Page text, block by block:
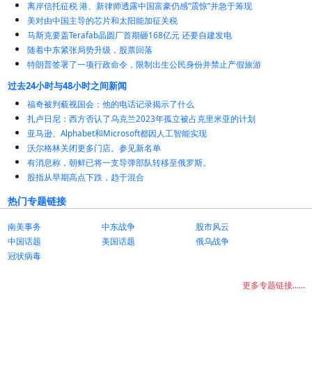
离岸信托征税 港、新律师透露中国富豪仍感“震惊”并急于筹现
美对由中国主导的芯片和太阳能加征关税
马斯克要盖Terafab晶圆厂首期砸168亿元 还要自建发电
随着中东紧张局势升级，股票回落
特朗普签署了一项行政命令，限制出生公民身份并禁止产假旅游
过去24小时与48小时之间新闻
福奇被判藐视国会：他的电话记录揭示了什么
扎卢日尼：西方否认了乌克兰2023年孤立被占克里米亚的计划
亚马逊、Alphabet和Microsoft都因人工智能实现
沃尔格林关闭更多门店。参见新名单
有消息称，朝鲜已将一支导弹部队转移至俄罗斯。
股指从早期高点下跌，趋于混合
热门专题链接
南美事务 中东战争
股市风云
中国话题
美国话题
俄乌战争
冠状病毒
更多专题链接......